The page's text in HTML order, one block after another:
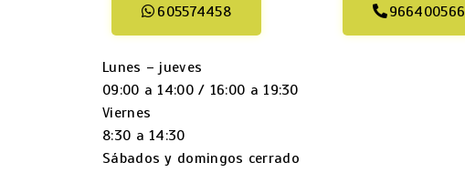
605574458 966400566
Lunes – jueves
09:00 a 14:00 / 16:00 a 19:30
Viernes
8:30 a 14:30
Sábados y domingos cerrado